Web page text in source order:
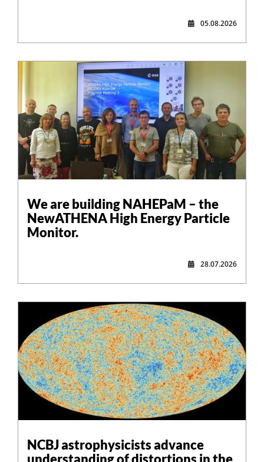
05.08.2026
We are building NAHEPaM – the
NewATHENA High Energy Particle
Monitor.
28.07.2026
NCBJ astrophysicists advance
understanding of distortions in the